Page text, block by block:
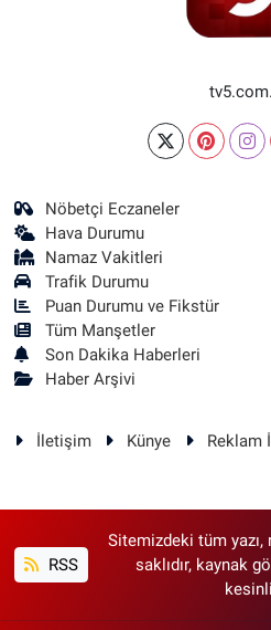
Nöbetçi Eczaneler
Hava Durumu
Namaz Vakitleri
Trafik Durumu
Puan Durumu ve Fikstür
Tüm Manşetler
Son Dakika Haberleri
Haber Arşivi
İletişim Künye Reklam
RSS
Sitemizdeki tüm yazı,
saklıdır, kaynak